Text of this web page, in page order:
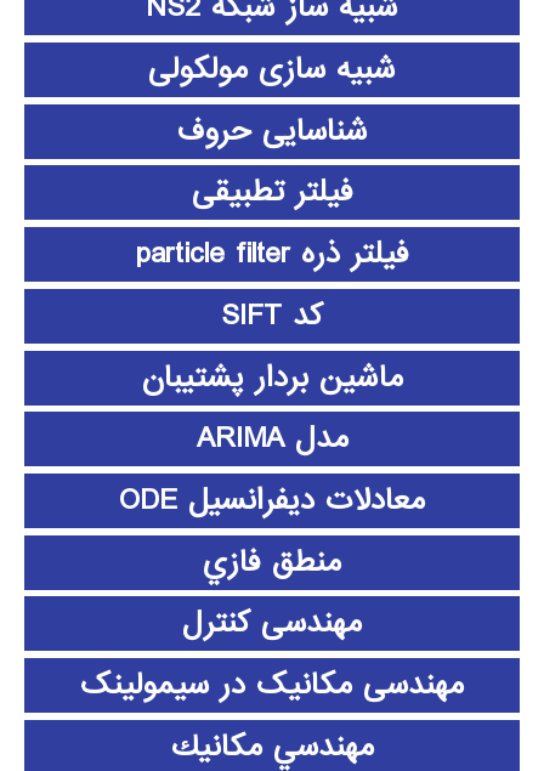
شبیه سازی مولکولی
شناسایی حروف
فیلتر تطبیقی
فیلتر ذره particle filter
کد SIFT
ماشین بردار پشتیبان
مدل ARIMA
معادلات دیفرانسیل ODE
منطق فازي
مهندسی کنترل
مهندسی مکانیک در سیمولینک
مهندسي مكانيك